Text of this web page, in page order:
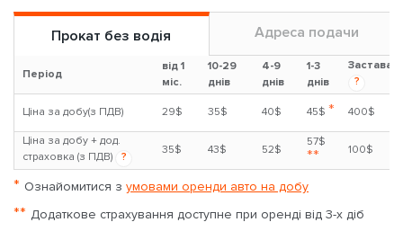
Прокат без водія Адреса подачи
Період
від 1
міс.
10-29
днів
4-9
днів
1-3
днів
Застава
?
Ціна за добу(з ПДВ) 29$ 35$ 40$ 45$ * 400$
Ціна за добу + дод.
страховка (з ПДВ)
?
35$ 43$ 52$
57$
** 100$
* Ознайомитися з умовами оренди авто на добу
** Додаткове страхування доступне при оренді від 3-х діб